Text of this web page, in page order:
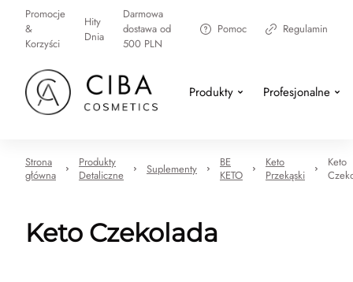
Promocje
&
Korzyści
Hity
Dnia
Darmowa
dostawa od
500 PLN
Pomoc Regulamin
Produkty Profesjonalne
Strona
główna
Produkty
Detaliczne
Suplementy
BE
KETO
Keto
Przekąski
Keto
Keto Czekolada